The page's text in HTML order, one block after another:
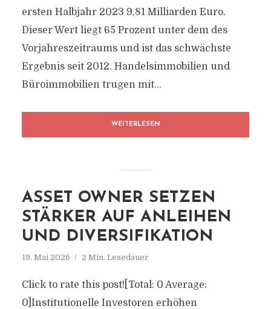
ersten Halbjahr 2023 9,81 Milliarden Euro.
Dieser Wert liegt 65 Prozent unter dem des
Vorjahreszeitraums und ist das schwächste
Ergebnis seit 2012. Handelsimmobilien und
Büroimmobilien trugen mit...
WEITERLESEN
ASSET OWNER SETZEN
STÄRKER AUF ANLEIHEN
UND DIVERSIFIKATION
19. Mai 2026 2 Min. Lesedauer
Click to rate this post![Total: 0 Average:
0]Institutionelle Investoren erhöhen